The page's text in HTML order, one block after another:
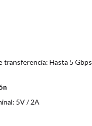
transferencia: Hasta 5 Gbps
5V / 2A